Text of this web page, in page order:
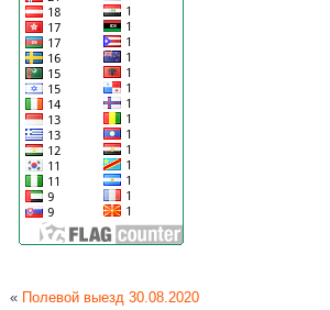
« Полевой выезд 30.08.2020